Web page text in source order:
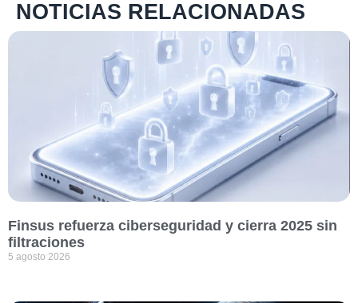
NOTICIAS RELACIONADAS
Finsus refuerza ciberseguridad y cierra 2025 sin
filtraciones
5 agosto 2026